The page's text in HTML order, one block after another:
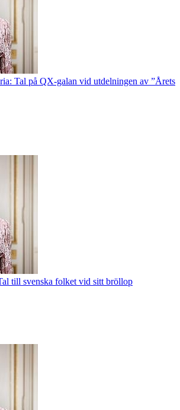
Tal på QX-galan vid utdelningen av ”Årets
till svenska folket vid sitt bröllop